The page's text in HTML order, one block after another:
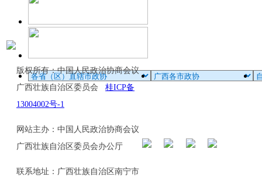
版权所有：中国人民政治协商会议
广西壮族自治区委员会 桂ICP备
13004002号-1
网站主办：中国人民政治协商会议
广西壮族自治区委员会办公厅
联系地址：广西壮族自治区南宁市